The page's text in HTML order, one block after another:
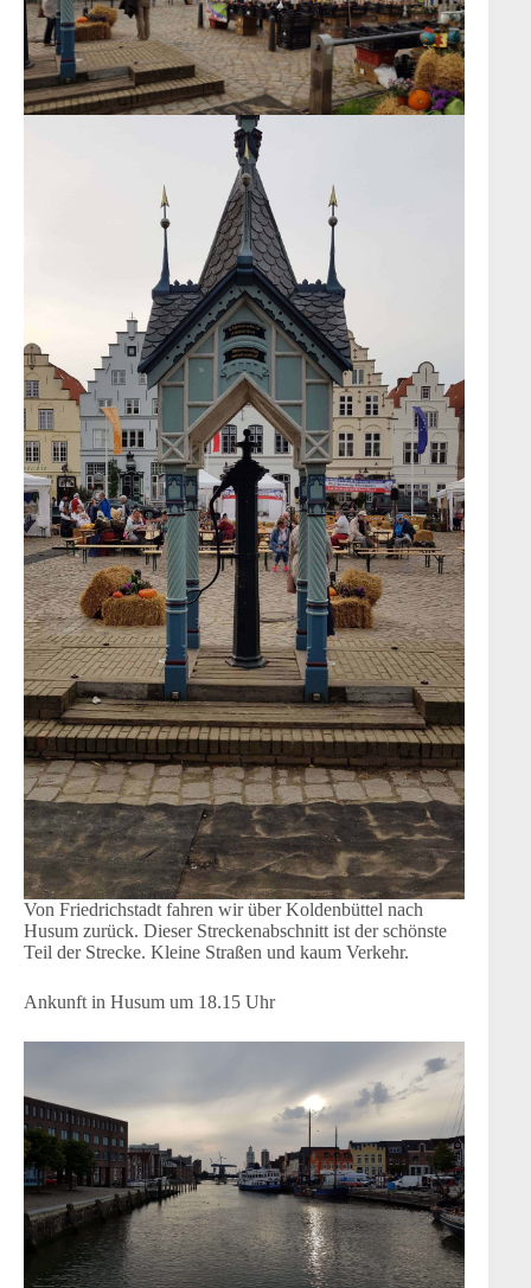
Von Friedrichstadt fahren wir über Koldenbüttel nach
Husum zurück. Dieser Streckenabschnitt ist der schönste
Teil der Strecke. Kleine Straßen und kaum Verkehr.
Ankunft in Husum um 18.15 Uhr